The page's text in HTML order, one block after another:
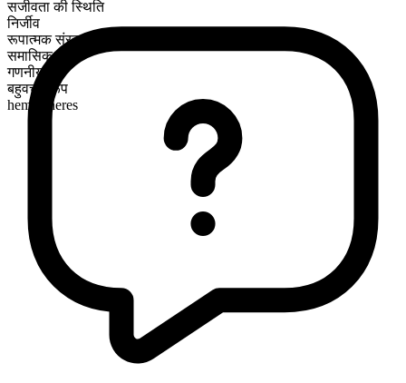
सजीवता की स्थिति
निर्जीव
रूपात्मक संरचना
समासिक
गणनीय
बहुवचन रूप
hemispheres